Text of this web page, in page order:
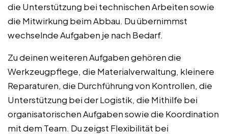
die Unterstützung bei technischen Arbeiten sowie
die Mitwirkung beim Abbau. Du übernimmst
wechselnde Aufgaben je nach Bedarf.
Zu deinen weiteren Aufgaben gehören die
Werkzeugpflege, die Materialverwaltung, kleinere
Reparaturen, die Durchführung von Kontrollen, die
Unterstützung bei der Logistik, die Mithilfe bei
organisatorischen Aufgaben sowie die Koordination
mit dem Team. Du zeigst Flexibilität bei